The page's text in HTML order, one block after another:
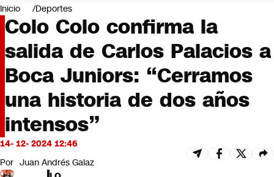
Negocios
Deportes
Programas completos
Cultura
Servicios
Bits
CNN tiempo
Futuro 360
Opinión
Inicio Deportes
Colo Colo confirma la
salida de Carlos Palacios a
Boca Juniors: “Cerramos
una historia de dos años
intensos”
14- 12- 2024 12:46
Por Juan Andrés Galaz